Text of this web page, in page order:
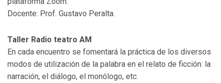
Docente: Prof. Gustavo Peralta.
Taller Radio teatro AM
En cada encuentro se fomentará la práctica de los diversos
modos de utilización de la palabra en el relato de ficción: la
narración, el diálogo, el monólogo, etc.